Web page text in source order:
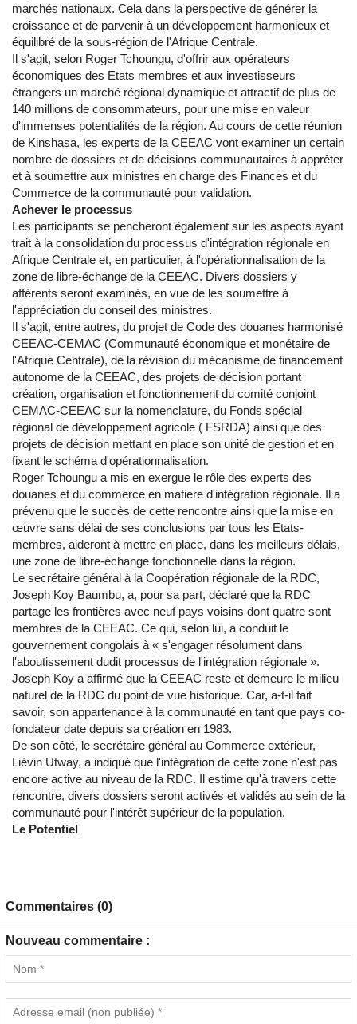
marchés nationaux. Cela dans la perspective de générer la
croissance et de parvenir à un développement harmonieux et
équilibré de la sous-région de l'Afrique Centrale.
Il s'agit, selon Roger Tchoungu, d'offrir aux opérateurs
économiques des Etats membres et aux investisseurs
étrangers un marché régional dynamique et attractif de plus de
140 millions de consommateurs, pour une mise en valeur
d'immenses potentialités de la région. Au cours de cette réunion
de Kinshasa, les experts de la CEEAC vont examiner un certain
nombre de dossiers et de décisions communautaires à apprêter
et à soumettre aux ministres en charge des Finances et du
Commerce de la communauté pour validation.
Achever le processus
Les participants se pencheront également sur les aspects ayant
trait à la consolidation du processus d'intégration régionale en
Afrique Centrale et, en particulier, à l'opérationnalisation de la
zone de libre-échange de la CEEAC. Divers dossiers y
afférents seront examinés, en vue de les soumettre à
l'appréciation du conseil des ministres.
Il s'agit, entre autres, du projet de Code des douanes harmonisé
CEEAC-CEMAC (Communauté économique et monétaire de
l'Afrique Centrale), de la révision du mécanisme de financement
autonome de la CEEAC, des projets de décision portant
création, organisation et fonctionnement du comité conjoint
CEMAC-CEEAC sur la nomenclature, du Fonds spécial
régional de développement agricole ( FSRDA) ainsi que des
projets de décision mettant en place son unité de gestion et en
fixant le schéma d'opérationnalisation.
Roger Tchoungu a mis en exergue le rôle des experts des
douanes et du commerce en matière d'intégration régionale. Il a
prévenu que le succès de cette rencontre ainsi que la mise en
œuvre sans délai de ses conclusions par tous les Etats-
membres, aideront à mettre en place, dans les meilleurs délais,
une zone de libre-échange fonctionnelle dans la région.
Le secrétaire général à la Coopération régionale de la RDC,
Joseph Koy Baumbu, a, pour sa part, déclaré que la RDC
partage les frontières avec neuf pays voisins dont quatre sont
membres de la CEEAC. Ce qui, selon lui, a conduit le
gouvernement congolais à « s'engager résolument dans
l'aboutissement dudit processus de l'intégration régionale ».
Joseph Koy a affirmé que la CEEAC reste et demeure le milieu
naturel de la RDC du point de vue historique. Car, a-t-il fait
savoir, son appartenance à la communauté en tant que pays co-
fondateur date depuis sa création en 1983.
De son côté, le secrétaire général au Commerce extérieur,
Liévin Utway, a indiqué que l'intégration de cette zone n'est pas
encore active au niveau de la RDC. Il estime qu'à travers cette
rencontre, divers dossiers seront activés et validés au sein de la
communauté pour l'intérêt supérieur de la population.
Le Potentiel
Commentaires (0)
Nouveau commentaire :